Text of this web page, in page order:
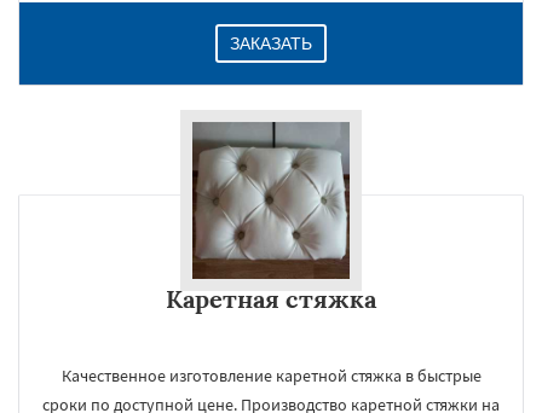
ЗАКАЗАТЬ
Каретная стяжка
Качественное изготовление каретной стяжка в быстрые
сроки по доступной цене. Производство каретной стяжки на